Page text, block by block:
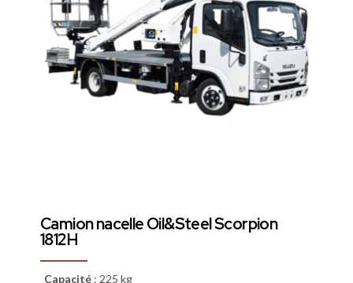
Camion nacelle Oil&Steel Scorpion
1812H
Capacité : 225 kg